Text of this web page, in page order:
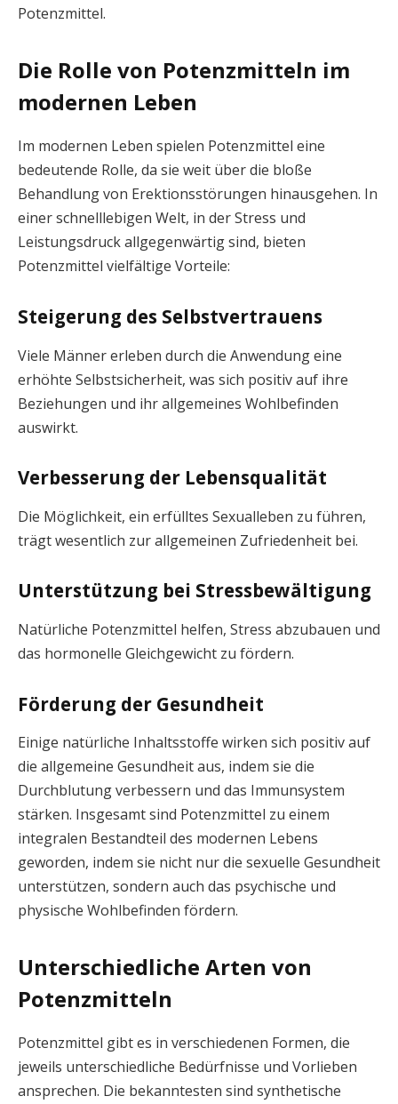
Potenzmittel.
Die Rolle von Potenzmitteln im
modernen Leben
Im modernen Leben spielen Potenzmittel eine
bedeutende Rolle, da sie weit über die bloße
Behandlung von Erektionsstörungen hinausgehen. In
einer schnelllebigen Welt, in der Stress und
Leistungsdruck allgegenwärtig sind, bieten
Potenzmittel vielfältige Vorteile:
Steigerung des Selbstvertrauens
Viele Männer erleben durch die Anwendung eine
erhöhte Selbstsicherheit, was sich positiv auf ihre
Beziehungen und ihr allgemeines Wohlbefinden
auswirkt.
Verbesserung der Lebensqualität
Die Möglichkeit, ein erfülltes Sexualleben zu führen,
trägt wesentlich zur allgemeinen Zufriedenheit bei.
Unterstützung bei Stressbewältigung
Natürliche Potenzmittel helfen, Stress abzubauen und
das hormonelle Gleichgewicht zu fördern.
Förderung der Gesundheit
Einige natürliche Inhaltsstoffe wirken sich positiv auf
die allgemeine Gesundheit aus, indem sie die
Durchblutung verbessern und das Immunsystem
stärken. Insgesamt sind Potenzmittel zu einem
integralen Bestandteil des modernen Lebens
geworden, indem sie nicht nur die sexuelle Gesundheit
unterstützen, sondern auch das psychische und
physische Wohlbefinden fördern.
Unterschiedliche Arten von
Potenzmitteln
Potenzmittel gibt es in verschiedenen Formen, die
jeweils unterschiedliche Bedürfnisse und Vorlieben
ansprechen. Die bekanntesten sind synthetische